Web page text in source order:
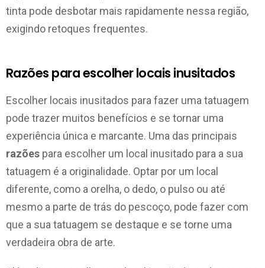
tinta pode desbotar mais rapidamente nessa região,
exigindo retoques frequentes.
Razões para escolher locais inusitados
Escolher locais inusitados para fazer uma tatuagem
pode trazer muitos benefícios e se tornar uma
experiência única e marcante. Uma das principais
razões para escolher um local inusitado para a sua
tatuagem é a originalidade. Optar por um local
diferente, como a orelha, o dedo, o pulso ou até
mesmo a parte de trás do pescoço, pode fazer com
que a sua tatuagem se destaque e se torne uma
verdadeira obra de arte.